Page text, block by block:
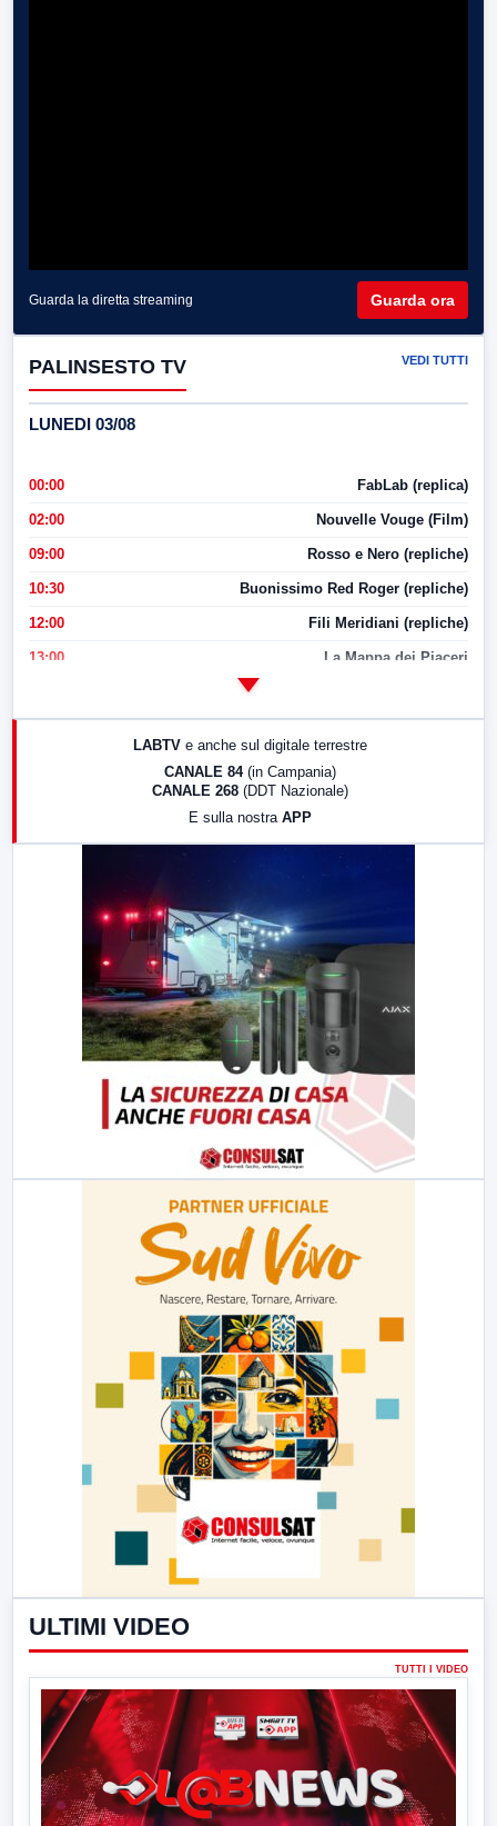
Guarda la diretta streaming Guarda ora
PALINSESTO TV VEDI TUTTI
LUNEDI 03/08
00:00 FabLab (replica)
02:00 Nouvelle Vouge (Film)
09:00 Rosso e Nero (repliche)
10:30 Buonissimo Red Roger (repliche)
12:00 Fili Meridiani (repliche)
13:00 La Mappa dei Piaceri
17:00 LabNews (replica)
LABTV e anche sul digitale terrestre
CANALE 84 (in Campania)
CANALE 268 (DDT Nazionale)
E sulla nostra APP
ULTIMI VIDEO
TUTTI I VIDEO